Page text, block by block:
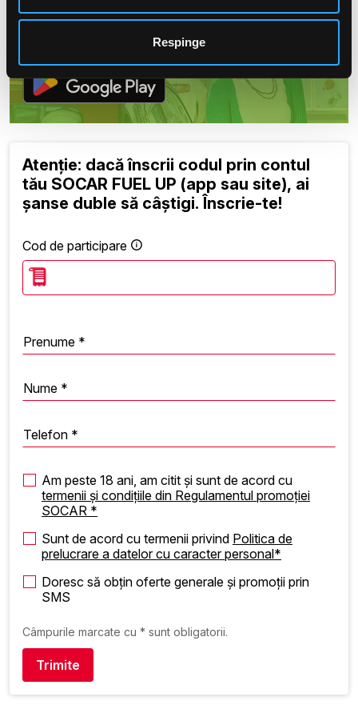
Respinge
Ai șanse duble să câștigi prin aplicația
Atenție: dacă înscrii codul prin contul
tău SOCAR FUEL UP (app sau site), ai
șanse duble să câștigi. Înscrie-te!
Cod de participare
Prenume *
Nume *
Telefon *
Am peste 18 ani, am citit și sunt de acord cu
termenii și condițiile din Regulamentul promoției
SOCAR *
Sunt de acord cu termenii privind Politica de
prelucrare a datelor cu caracter personal*
Doresc să obțin oferte generale și promoții prin
SMS
Câmpurile marcate cu * sunt obligatorii.
Trimite